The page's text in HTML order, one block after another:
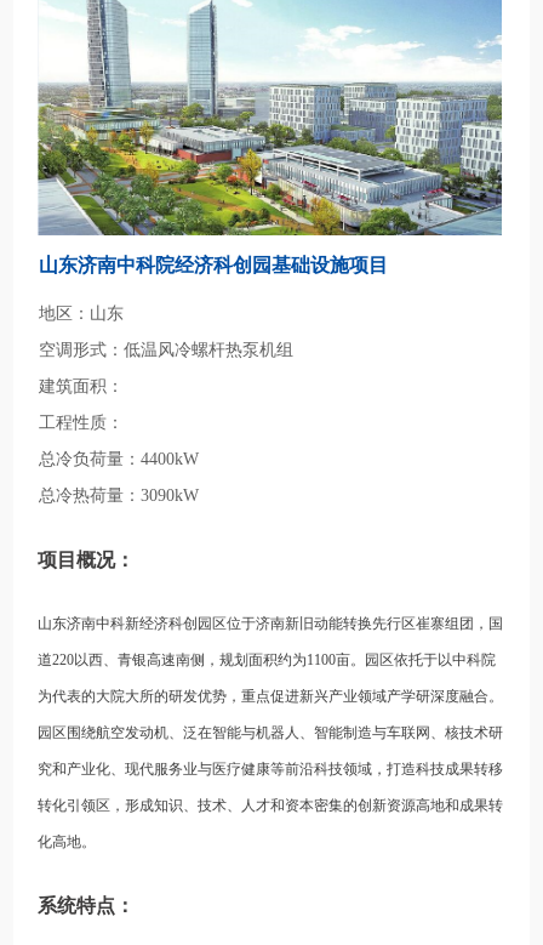
山东济南中科院经济科创园基础设施项目
地区：山东
空调形式：低温风冷螺杆热泵机组
建筑面积：
工程性质：
总冷负荷量：4400kW
总冷热荷量：3090kW
项目概况：
山东济南中科新经济科创园区位于济南新旧动能转换先行区崔寨组团，国
道220以西、青银高速南侧，规划面积约为1100亩。园区依托于以中科院
为代表的大院大所的研发优势，重点促进新兴产业领域产学研深度融合。
园区围绕航空发动机、泛在智能与机器人、智能制造与车联网、核技术研
究和产业化、现代服务业与医疗健康等前沿科技领域，打造科技成果转移
转化引领区，形成知识、技术、人才和资本密集的创新资源高地和成果转
化高地。
系统特点：